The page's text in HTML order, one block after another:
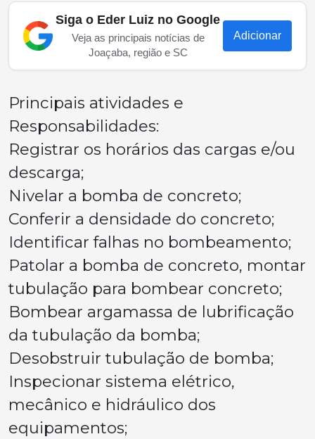
Siga o Eder Luiz no Google
Veja as principais notícias de
Joaçaba, região e SC
Adicionar
Principais atividades e
Responsabilidades:
Registrar os horários das cargas e/ou
descarga;
Nivelar a bomba de concreto;
Conferir a densidade do concreto;
Identificar falhas no bombeamento;
Patolar a bomba de concreto, montar
tubulação para bombear concreto;
Bombear argamassa de lubrificação
da tubulação da bomba;
Desobstruir tubulação de bomba;
Inspecionar sistema elétrico,
mecânico e hidráulico dos
equipamentos;